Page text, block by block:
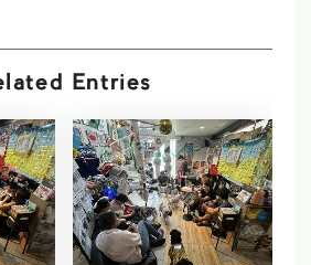
Entries